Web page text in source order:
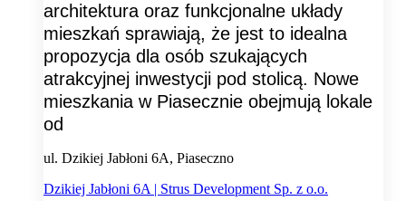
architektura oraz funkcjonalne układy
mieszkań sprawiają, że jest to idealna
propozycja dla osób szukających
atrakcyjnej inwestycji pod stolicą. Nowe
mieszkania w Piasecznie obejmują lokale
od
ul. Dzikiej Jabłoni 6A, Piaseczno
Dzikiej Jabłoni 6A | Strus Development Sp. z o.o.